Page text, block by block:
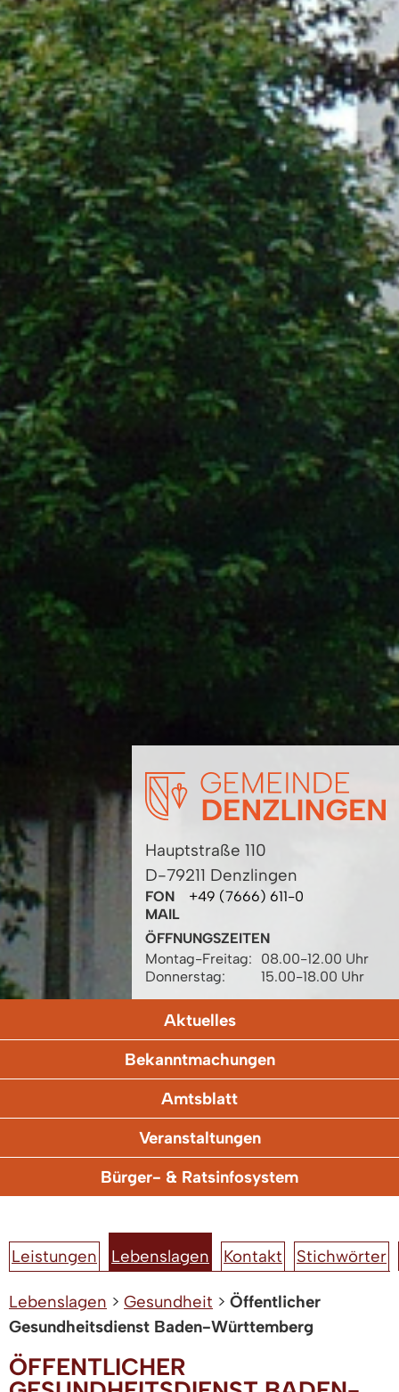
Hauptstraße 110
D-79211 Denzlingen
FON
+49 (7666) 611-0
MAIL
ÖFFNUNGSZEITEN
Montag-Freitag:
08.00-12.00 Uhr
Donnerstag:
15.00-18.00 Uhr
Aktuelles
Bekanntmachungen
Amtsblatt
Veranstaltungen
Bürger- & Ratsinfosystem
Leistungen Lebenslagen Kontakt Stichwörter
Lebenslagen > Gesundheit > Öffentlicher
Gesundheitsdienst Baden-Württemberg
ÖFFENTLICHER